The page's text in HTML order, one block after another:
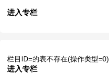
进入专栏
栏目ID=的表不存在(操作类型=0)
进入专栏